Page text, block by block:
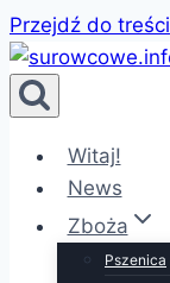
Przejdź do treści
Witaj!
News
Zboża
Pszenica